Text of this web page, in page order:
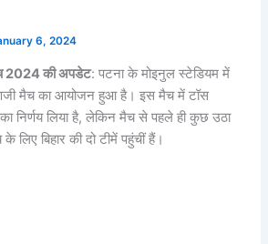
6, 2024
2024 की अपडेट: पटना के मोइनुल स्टेडियम में
मैच का आयोजन हुआ है। इस मैच में टॉस
निर्णय लिया है, लेकिन मैच से पहले ही कुछ उठा
लिए बिहार की दो टीमें पहुंचीं हैं।